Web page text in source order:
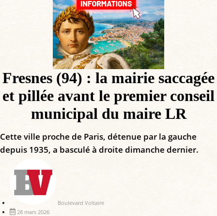
Fresnes (94) : la mairie saccagée
et pillée avant le premier conseil
municipal du maire LR
Cette ville proche de Paris, détenue par la gauche
depuis 1935, a basculé à droite dimanche dernier.
Boulevard Voltaire
28 mars 2026